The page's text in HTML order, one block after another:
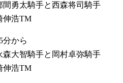
勇太騎手と西森将司騎手
伸浩TM
分から
大智騎手と岡村卓弥騎手
伸浩TM